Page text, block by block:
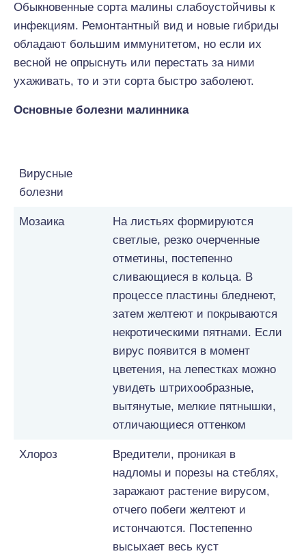
Обыкновенные сорта малины слабоустойчивы к
инфекциям. Ремонтантный вид и новые гибриды
обладают большим иммунитетом, но если их
весной не опрыснуть или перестать за ними
ухаживать, то и эти сорта быстро заболеют.
Основные болезни малинника
Вирусные
болезни
Мозаика
На листьях формируются
светлые, резко очерченные
отметины, постепенно
сливающиеся в кольца. В
процессе пластины бледнеют,
затем желтеют и покрываются
некротическими пятнами. Если
вирус появится в момент
цветения, на лепестках можно
увидеть штрихообразные,
вытянутые, мелкие пятнышки,
отличающиеся оттенком
Хлороз
Вредители, проникая в
надломы и порезы на стеблях,
заражают растение вирусом,
отчего побеги желтеют и
истончаются. Постепенно
высыхает весь куст